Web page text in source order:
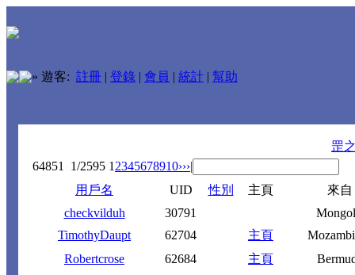
» 遊客: 註冊 | 登錄 | 會員 | 統計 | 幫助
罡
64851
1/2595 1 2345678910›››|
用戶名
UID 性別 主頁
來自
checkvilduh
30791
TimothyDaupt
62704 主頁
Robertcrose
62684 主頁